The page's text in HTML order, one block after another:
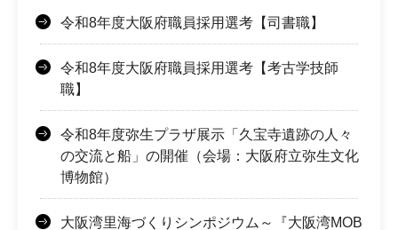
令和8年度大阪府職員採用選考【司書職】
令和8年度大阪府職員採用選考【考古学技師
職】
令和8年度弥生プラザ展示「久宝寺遺跡の人々
の交流と船」の開催（会場：大阪府立弥生文化
博物館）
大阪湾里海づくりシンポジウム～『大阪湾MOB